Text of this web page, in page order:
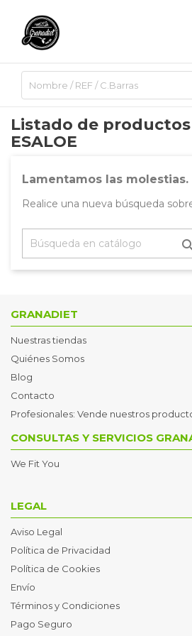
Listado de
ESALOE
Lamentamos las molestias.
Realice una nueva búsqueda
GRANADIET
Nuestras tiendas
Quiénes Somos
Blog
Contacto
Profesionales: Vende nuestros
CONSULTAS Y SERVICIOS
We Fit You
LEGAL
Aviso Legal
Política de Privacidad
Política de Cookies
Envío
Términos y Condiciones
Pago Seguro